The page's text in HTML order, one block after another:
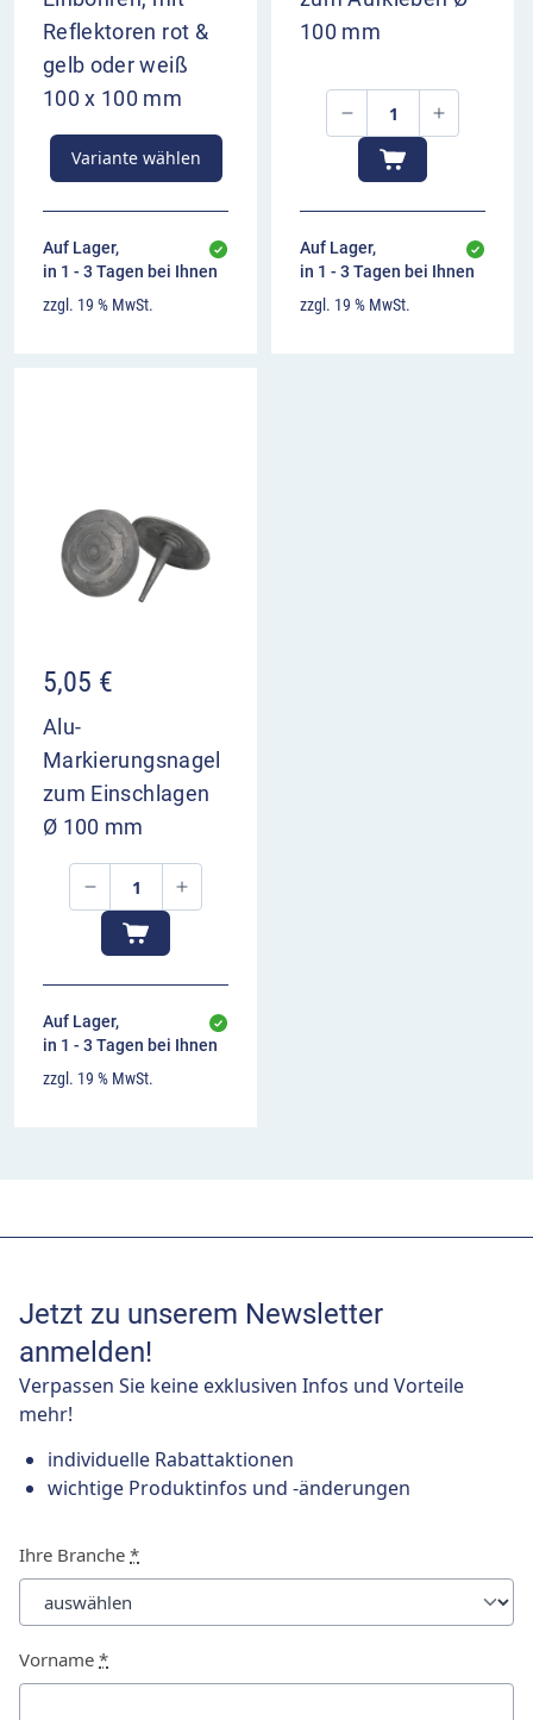
Reflektoren rot &
gelb oder weiß
100 x 100 mm
Variante wählen
Auf Lager,
in 1 - 3 Tagen bei Ihnen
zzgl. 19 % MwSt.
100 mm
Auf Lager,
in 1 - 3 Tagen bei Ihnen
zzgl. 19 % MwSt.
5,05 €
Alu-
Markierungsnagel
zum Einschlagen
Ø 100 mm
Auf Lager,
in 1 - 3 Tagen bei Ihnen
zzgl. 19 % MwSt.
Jetzt zu unserem Newsletter
anmelden!
Verpassen Sie keine exklusiven Infos und Vorteile
mehr!
individuelle Rabattaktionen
wichtige Produktinfos und -änderungen
Ihre Branche *
Vorname *